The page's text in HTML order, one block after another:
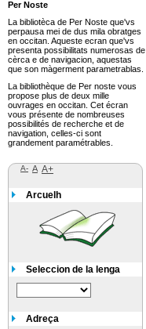
Per Noste
La bibliotèca de Per Noste que'vs
perpausa mei de dus mila obratges
en occitan. Aqueste ecran que'vs
presenta possibilitats numerosas de
cèrca e de navigacion, aquestas
que son màgerment parametrablas.
La bibliothèque de Per noste vous
propose plus de deux mille
ouvrages en occitan. Cet écran
vous présente de nombreuses
possibilités de recherche et de
navigation, celles-ci sont
grandement paramétrables.
A- A A+
Arcuelh
Seleccion de la lenga
Adreça